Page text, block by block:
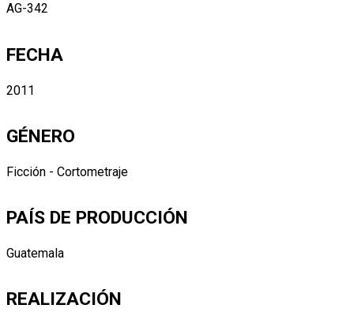
AG-342
FECHA
2011
GÉNERO
Ficción - Cortometraje
PAÍS DE PRODUCCIÓN
Guatemala
REALIZACIÓN